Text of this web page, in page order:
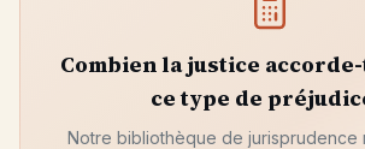
Combien la justice
ce type de
Notre bibliothèque de jurisprudence